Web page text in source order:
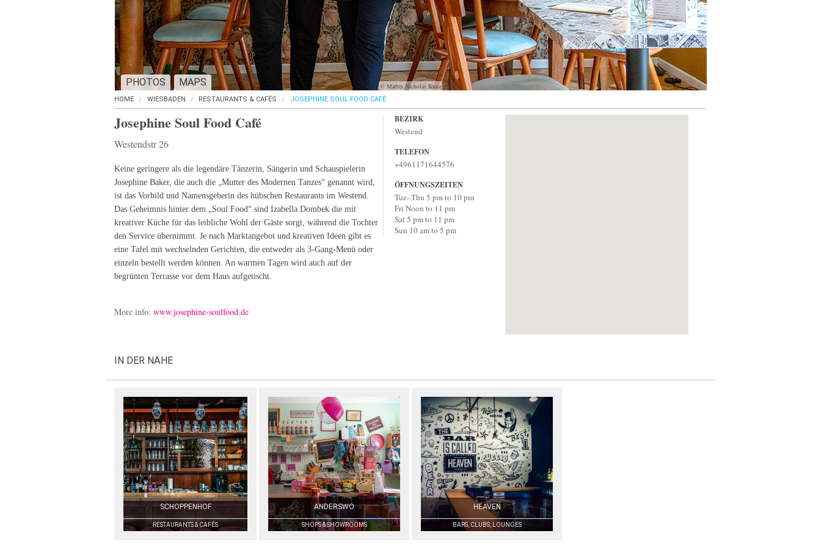
© Martin Nicholas Kunz
PHOTOS MAPS
HOME WIESBADEN RESTAURANTS & CAFÉS JOSEPHINE SOUL FOOD CAFÉ
Josephine Soul Food Café
Westendstr 26
Keine geringere als die legendäre Tänzerin, Sängerin und Schauspielerin
Josephine Baker, die auch die „Mutter des Modernen Tanzes“ genannt wird,
ist das Vorbild und Namensgeberin des hübschen Restaurants im Westend.
Das Geheimnis hinter dem „Soul Food“ sind Izabella Dombek die mit
kreativer Küche für das leibliche Wohl der Gäste sorgt, während die Tochter
den Service übernimmt. Je nach Marktangebot und kreativen Ideen gibt es
eine Tafel mit wechselnden Gerichten, die entweder als 3-Gang-Menü oder
einzeln bestellt werden können. An warmen Tagen wird auch auf der
begrünten Terrasse vor dem Haus aufgetischt.
More info: www.josephine-soulfood.de
BEZIRK
Westend
TELEFON
+4961171644576
ÖFFNUNGSZEITEN
Tue–Thu 5 pm to 10 pm
Fri Noon to 11 pm
Sat 5 pm to 11 pm
Sun 10 am to 5 pm
IN DER NÄHE
SCHOPPENHOF
RESTAURANTS & CAFÉS
ANDERSWO
SHOPS & SHOWROOMS
HEAVEN
BARS, CLUBS, LOUNGES